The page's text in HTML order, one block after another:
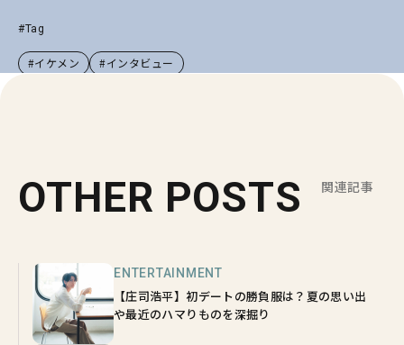
#Tag
#イケメン #インタビュー
OTHER POSTS 関連記事
ENTERTAINMENT
【庄司浩平】初デートの勝負服は？夏の思い出
や最近のハマりものを深掘り